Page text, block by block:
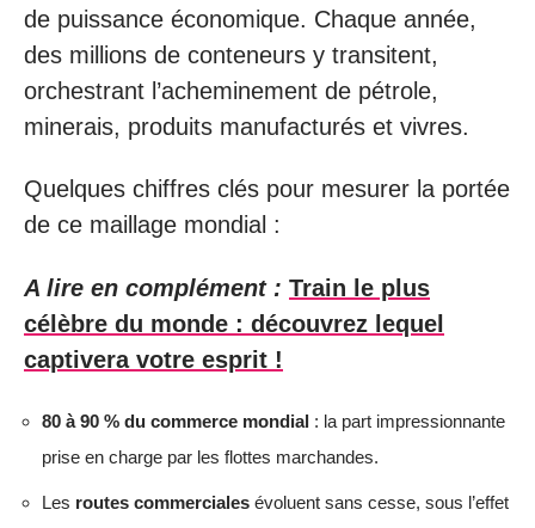
de puissance économique. Chaque année,
des millions de conteneurs y transitent,
orchestrant l’acheminement de pétrole,
minerais, produits manufacturés et vivres.
Quelques chiffres clés pour mesurer la portée
de ce maillage mondial :
A lire en complément : Train le plus
célèbre du monde : découvrez lequel
captivera votre esprit !
80 à 90 % du commerce mondial : la part impressionnante
prise en charge par les flottes marchandes.
Les routes commerciales évoluent sans cesse, sous l’effet